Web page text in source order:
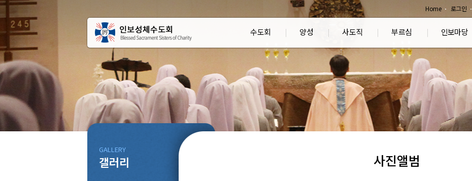
Home 로그인
수도회 양성 사도직 부르심 인보마당
GALLERY
갤러리 사진앨범